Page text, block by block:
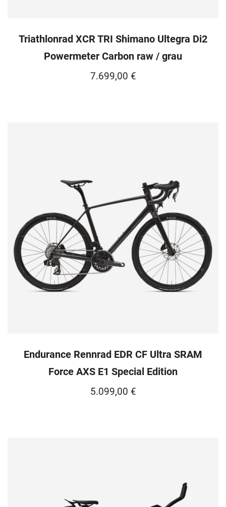
Triathlonrad XCR TRI Shimano Ultegra Di2
Powermeter Carbon raw / grau
7.699,00 €
Endurance Rennrad EDR CF Ultra SRAM
Force AXS E1 Special Edition
5.099,00 €